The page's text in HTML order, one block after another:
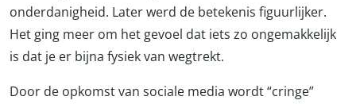
onderdanigheid. Later werd de betekenis figuurlijker.
Het ging meer om het gevoel dat iets zo ongemakkelijk
is dat je er bijna fysiek van wegtrekt.
Door de opkomst van sociale media wordt “cringe”